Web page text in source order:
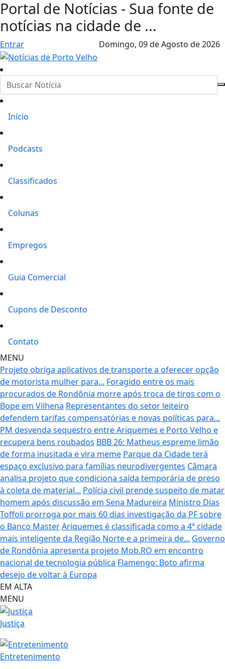
Portal de Notícias - Sua fonte de
notícias na cidade de ...
Entrar Domingo, 09 de Agosto de 2026
Início
Podcasts
Classificados
Colunas
Empregos
Guia Comercial
Cupons de Desconto
Contato
MENU
Projeto obriga aplicativos de transporte a oferecer opção
de motorista mulher para... Foragido entre os mais
procurados de Rondônia morre após troca de tiros com o
Bope em Vilhena Representantes do setor leiteiro
defendem tarifas compensatórias e novas políticas para...
PM desvenda sequestro entre Ariquemes e Porto Velho e
recupera bens roubados BBB 26: Matheus espreme limão
de forma inusitada e vira meme Parque da Cidade terá
espaço exclusivo para famílias neurodivergentes Câmara
analisa projeto que condiciona saída temporária de preso
à coleta de material... Polícia civil prende suspeito de matar
homem após discussão em Sena Madureira Ministro Dias
Toffoli prorroga por mais 60 dias investigação da PF sobre
o Banco MasterAriquemes é classificada como a 4ª cidade
mais inteligente da Região Norte e a primeira de... Governo
de Rondônia apresenta projeto Mob.RO em encontro
nacional de tecnologia pública Flamengo: Boto afirma
desejo de voltar à Europa
EM ALTA
MENU
Justiça
Entretenimento